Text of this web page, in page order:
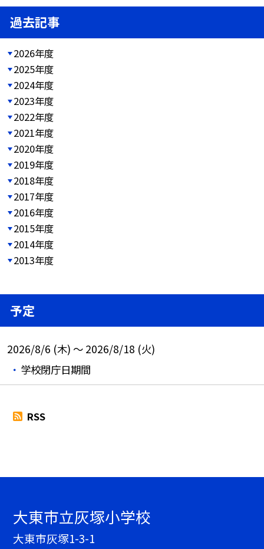
過去記事
2026年度
2025年度
2024年度
2023年度
2022年度
2021年度
2020年度
2019年度
2018年度
2017年度
2016年度
2015年度
2014年度
2013年度
予定
2026/8/6 (木) ～ 2026/8/18 (火)
学校閉庁日期間
RSS
大東市立灰塚小学校
大東市灰塚1-3-1